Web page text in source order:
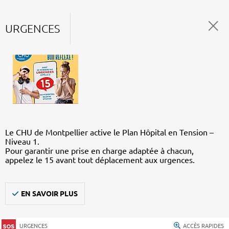
URGENCES
Le CHU de Montpellier active le Plan Hôpital en Tension –
Niveau 1.
Pour garantir une prise en charge adaptée à chacun,
appelez le 15 avant tout déplacement aux urgences.
EN SAVOIR PLUS
URGENCES ACCÈS RAPIDES